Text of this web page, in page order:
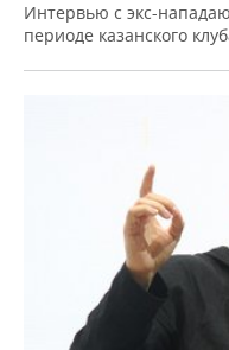
Интервью с экс-
периоде казанского